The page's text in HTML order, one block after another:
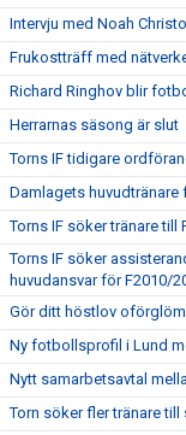
Intervju med Noah
Frukostträff med
Richard Ringhov blir
Herrarnas säsong är slut
Torns IF tidigare
Damlagets huvudtränare
Torns IF söker tränare till
Torns IF söker
huvudansvar för F2010/
Gör ditt höstlov
Ny fotbollsprofil i Lund
Nytt samarbetsavtal
Torn söker fler tränare